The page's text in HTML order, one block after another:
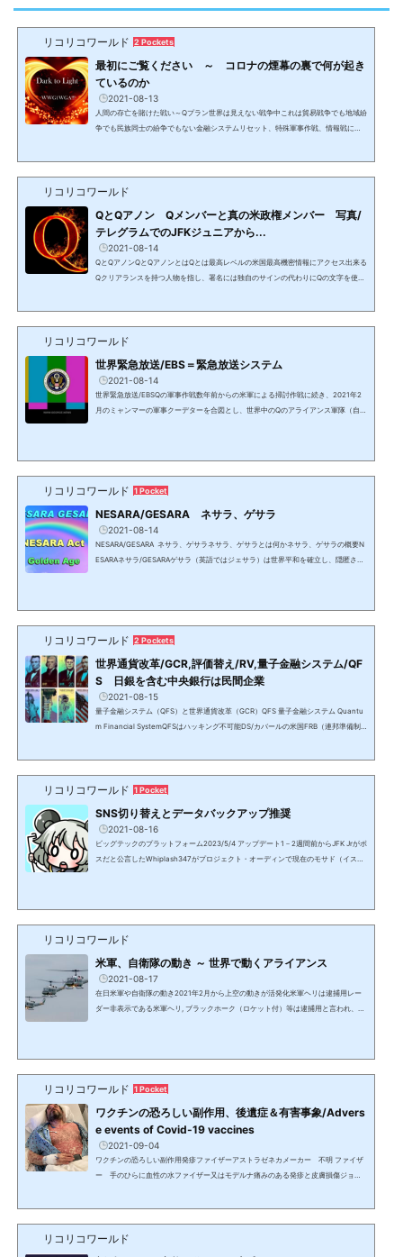
リコリコワールド 2 Pockets
最初にご覧ください ～ コロナの煙幕の裏で何が起き
ているのか
2021-08-13
人間の存亡を賭けた戦い～Qプラン世界は見えない戦争中これは貿易戦争でも地域紛
争でも民族同士の紛争でもない金融システムリセット、特殊軍事作戦、情報戦によ
人間を解放し、黄金時代＆新地球に導く8千人からなるホワイトハット＆光側勢力と
リコリコワールド
QとQアノン Qメンバーと真の米政権メンバー 写真/
テレグラムでのJFKジュニアから...
2021-08-14
QとQアノンQとQアノンとはQとは最高レベルの米国最高機密情報にアクセス出来る
Qクリアランスを持つ人物を指し、署名には独自のサインの代わりにQの文字を使用
ラムにChを作りシニアメンバーを発表。噂通り、元国防情報局長官（DNI）でトラ
リコリコワールド
世界緊急放送/EBS＝緊急放送システム
2021-08-14
世界緊急放送/EBSQの軍事作戦数年前からの米軍による掃討作戦に続き、2021年2
月のミャンマーの軍事クーデターを合図とし、世界中のQのアライアンス軍隊（自衛
9 緊急放送もホワイトハットの心理戦の一部であり、サイモ...
リコリコワールド 1 Pocket
NESARA/GESARA ネサラ、ゲサラ
2021-08-14
NESARA/GESARA ネサラ、ゲサラネサラ、ゲサラとは何かネサラ、ゲサラの概要N
ESARAネサラ/GESARAゲサラ（英語ではジェサラ）は世界平和を確立し、隠匿され
人化された国家と言う名の株式市場に上場されている法人ではな...
リコリコワールド 2 Pockets
世界通貨改革/GCR,評価替え/RV,量子金融システム/QF
S 日銀を含む中央銀行は民間企業
2021-08-15
量子金融システム（QFS）と世界通貨改革（GCR）QFS 量子金融システム Quantu
m Financial SystemQFSはハッキング不可能DS/カバールの米国FRB（連邦準備制
y Reset）で承認された国の通貨は天然資源の保有量に応じて、正しい貨幣価値に設
リコリコワールド 1 Pocket
SNS切り替えとデータバックアップ推奨
2021-08-16
ビッグテックのプラットフォーム2023/5/4 アップデート1－2週間前からJFK Jrがボ
スだと公言したWhiplash347がプロジェクト・オーディンで現在のモサド（イスラ
グの「全てのSNSは浄化されてTruth Socialという1つのアプ...
リコリコワールド
米軍、自衛隊の動き ～ 世界で動くアライアンス
2021-08-17
在日米軍や自衛隊の動き2021年2月から上空の動きが活発化米軍ヘリは逮捕用レー
ダー非表示である米軍ヘリ, ブラックホーク（ロケット付）等は逮捕用と言われ、グ
来る。米国と中国、韓国と台湾（横田経由もあり）間の機も...
リコリコワールド 1 Pocket
ワクチンの恐ろしい副作用、後遺症＆有害事象/Advers
e events of Covid-19 vaccines
2021-09-04
ワクチンの恐ろしい副作用発疹ファイザーアストラゼネカメーカー 不明 ファイザ
ー 手のひらに血性の水ファイザー又はモデルナ痛みのある発疹と皮膚損傷ジョン
接種後に口が歪んだ PFIZERベル麻痺（顔面筋肉の麻痺) 記者会見中に顔面麻痺
リコリコワールド